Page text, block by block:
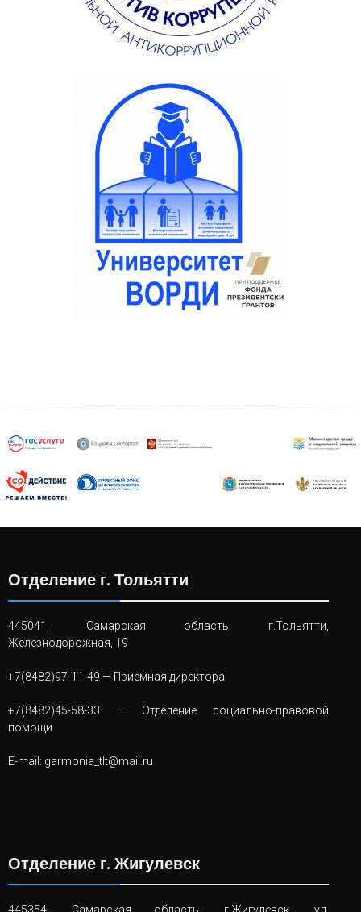
Отделение г. Тольятти
445041, Самарская область, г.Тольятти,
Железнодорожная, 19
+7(8482)97-11-49 — Приемная директора
+7(8482)45-58-33 — Отделение социально-правовой
помощи
E-mail: garmonia_tlt@mail.ru
Отделение г. Жигулевск
445354, Самарская область, г.Жигулевск, ул.